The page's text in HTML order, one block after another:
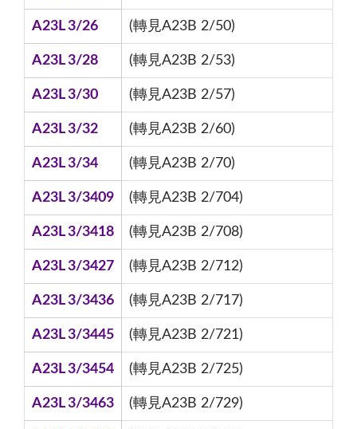
A23L 3/26 (轉見A23B 2/50)
A23L 3/28 (轉見A23B 2/53)
A23L 3/30 (轉見A23B 2/57)
A23L 3/32 (轉見A23B 2/60)
A23L 3/34 (轉見A23B 2/70)
A23L 3/3409 (轉見A23B 2/704)
A23L 3/3418 (轉見A23B 2/708)
A23L 3/3427 (轉見A23B 2/712)
A23L 3/3436 (轉見A23B 2/717)
A23L 3/3445 (轉見A23B 2/721)
A23L 3/3454 (轉見A23B 2/725)
A23L 3/3463 (轉見A23B 2/729)